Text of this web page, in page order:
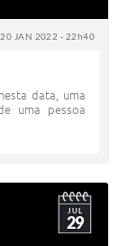
20 JAN 2022 - 22h40
data, uma
uma pessoa
JUL
29